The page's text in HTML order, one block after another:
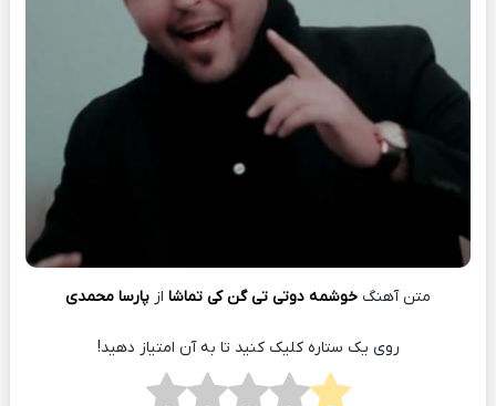
متن آهنگ خوشمه دوتی تی گن کی تماشا از پارسا محمدی
روی یک ستاره کلیک کنید تا به آن امتیاز دهید!